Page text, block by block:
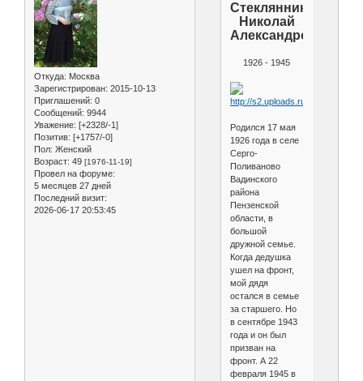
Откуда: Москва
Зарегистрирован: 2015-10-13
Приглашений: 0
Сообщений: 9944
Уважение: [+2328/-1]
Позитив: [+1757/-0]
Пол: Женский
Возраст: 49 [1976-11-19]
Провел на форуме:
5 месяцев 27 дней
Последний визит:
2026-06-17 20:53:45
Стеклянников
Николай
Александрович
1926 - 1945
Родился 17 мая
1926 года в селе
Серго-
Поливаново
Вадинского
района
Пензенской
области, в
большой
дружной семье.
Когда дедушка
ушел на фронт,
мой дядя
остался в семье
за старшего. Но
в сентябре 1943
года и он был
призван на
фронт. А 22
февраля 1945 в